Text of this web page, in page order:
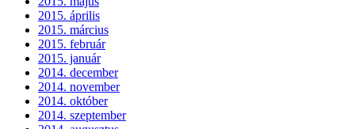
2015. április
2015. március
2015. február
2015. január
2014. december
2014. november
2014. október
2014. szeptember